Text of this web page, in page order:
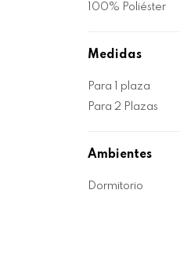
100% Poliéster
Medidas
Para 1 plaza
Para 2 Plazas
Ambientes
Dormitorio